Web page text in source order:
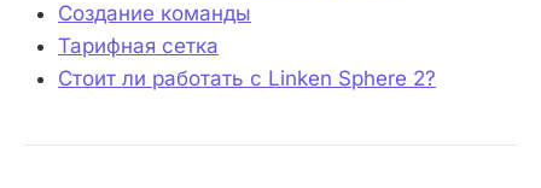
Создание команды
Тарифная сетка
Стоит ли работать с Linken Sphere 2?